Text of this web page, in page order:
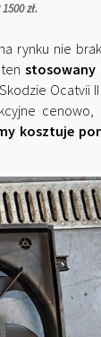
zł.
rynku nie
tenstosowany
Ocatvii II
cenowo,
kosztuje